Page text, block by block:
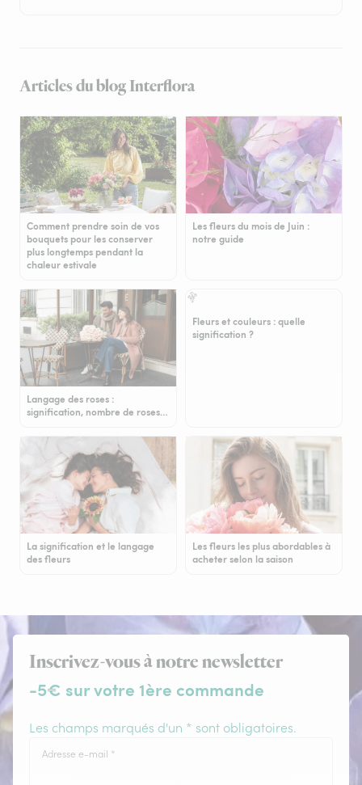
Articles du blog Interflora
Comment prendre soin de vos
bouquets pour les conserver
plus longtemps pendant la
chaleur estivale
Les fleurs du mois de Juin :
notre guide
Langage des roses :
signification, nombre de roses…
Fleurs et couleurs : quelle
signification ?
La signification et le langage
des fleurs
Les fleurs les plus abordables à
acheter selon la saison
Inscrivez-vous à notre newsletter
-5€ sur votre 1ère commande
Les champs marqués d'un * sont obligatoires.
Adresse e-mail *